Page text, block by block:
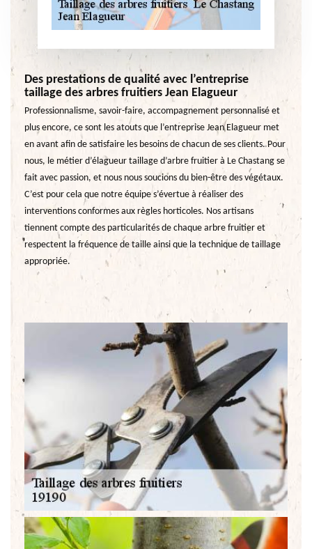
Des prestations de qualité avec l’entreprise
taillage des arbres fruitiers Jean Elagueur
Professionnalisme, savoir-faire, accompagnement personnalisé et
plus encore, ce sont les atouts que l’entreprise Jean Elagueur met
en avant afin de satisfaire les besoins de chacun de ses clients. Pour
nous, le métier d’élagueur taillage d’arbre fruitier à Le Chastang se
fait avec passion, et nous nous soucions du bien-être des végétaux.
C’est pour cela que notre équipe s’évertue à réaliser des
interventions conformes aux règles horticoles. Nos artisans
tiennent compte des particularités de chaque arbre fruitier et
respectent la fréquence de taille ainsi que la technique de taillage
appropriée.